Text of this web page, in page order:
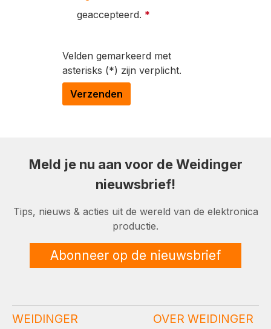
geaccepteerd. *
Velden gemarkeerd met
asterisks (*) zijn verplicht.
Verzenden
Meld je nu aan voor de Weidinger
nieuwsbrief!
Tips, nieuws & acties uit de wereld van de elektronica
productie.
Abonneer op de nieuwsbrief
WEIDINGER
OVER WEIDINGER